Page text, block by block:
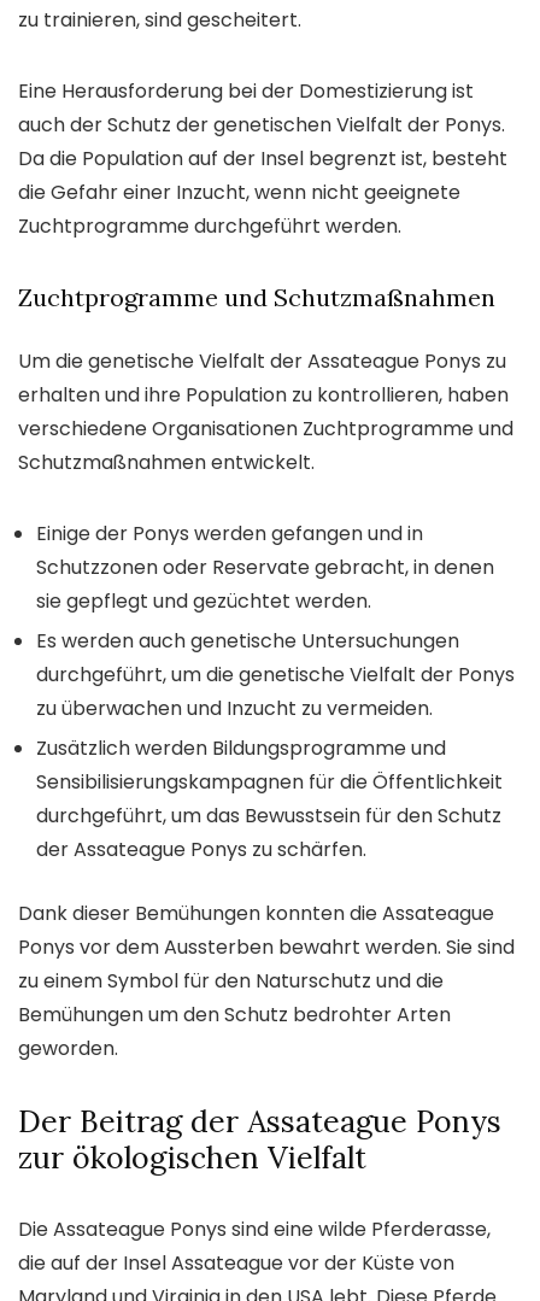
zu trainieren, sind gescheitert.
Eine Herausforderung bei der Domestizierung ist
auch der Schutz der genetischen Vielfalt der Ponys.
Da die Population auf der Insel begrenzt ist, besteht
die Gefahr einer Inzucht, wenn nicht geeignete
Zuchtprogramme durchgeführt werden.
Zuchtprogramme und Schutzmaßnahmen
Um die genetische Vielfalt der Assateague Ponys zu
erhalten und ihre Population zu kontrollieren, haben
verschiedene Organisationen Zuchtprogramme und
Schutzmaßnahmen entwickelt.
Einige der Ponys werden gefangen und in
Schutzzonen oder Reservate gebracht, in denen
sie gepflegt und gezüchtet werden.
Es werden auch genetische Untersuchungen
durchgeführt, um die genetische Vielfalt der Ponys
zu überwachen und Inzucht zu vermeiden.
Zusätzlich werden Bildungsprogramme und
Sensibilisierungskampagnen für die Öffentlichkeit
durchgeführt, um das Bewusstsein für den Schutz
der Assateague Ponys zu schärfen.
Dank dieser Bemühungen konnten die Assateague
Ponys vor dem Aussterben bewahrt werden. Sie sind
zu einem Symbol für den Naturschutz und die
Bemühungen um den Schutz bedrohter Arten
geworden.
Der Beitrag der Assateague Ponys
zur ökologischen Vielfalt
Die Assateague Ponys sind eine wilde Pferderasse,
die auf der Insel Assateague vor der Küste von